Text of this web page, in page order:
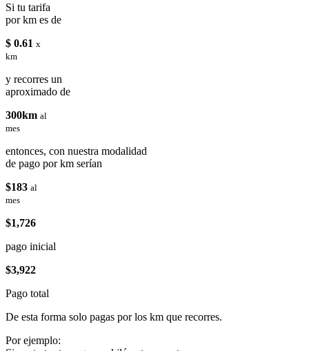
Si tu tarifa
por km es de
$ 0.61 x
km
y recorres un
aproximado de
300km al
mes
entonces, con nuestra modalidad
de pago por km serían
$183 al
mes
$1,726
pago inicial
$3,922
Pago total
De esta forma solo pagas por los km que recorres.
Por ejemplo: